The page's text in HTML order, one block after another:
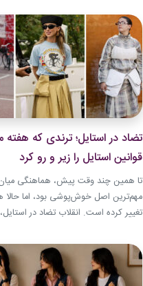
به طراح آمریکاییِ ایرانی‌تبار، مایک
ویژگی مشترکی است که در تمام این
دیده...
تضاد در استایل؛ ترندی که هفته
قوانین استایل را زیر و رو کرد
تا همین چند وقت پیش، هماهنگی
مهم‌ترین اصل خوش‌پوشی بود، اما حالا
تغییر کرده است. انقلاب تضاد در
و بسیاری از رسانه‌های معتبر مد از آن
مهم‌ترین نوآوری‌های دنیای فشن یاد
رویکرد، قرار نیست فقط یک...